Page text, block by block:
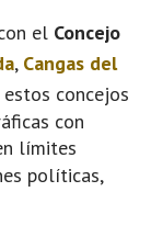
el Concejo
, Cangas del
estos concejos
con
límites
políticas,